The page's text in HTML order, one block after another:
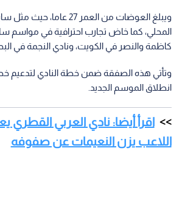
ويبلغ العوضات من العمر 27
المحلي، كما خاض تجارب احترافية في مواسم
كاظمة والنصر في الكويت، ونادي النجمة في
وتأتي هذه الصفقة ضمن خطة النادي لتدعيم
انطلاق الموسم الجديد.
اقرأ أيضا: نادي العربي القطري
اللاعب يزن النعيمات عن صفوفه